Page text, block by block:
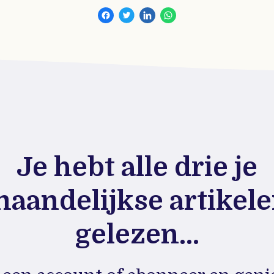
Je hebt alle drie je
gelezen...